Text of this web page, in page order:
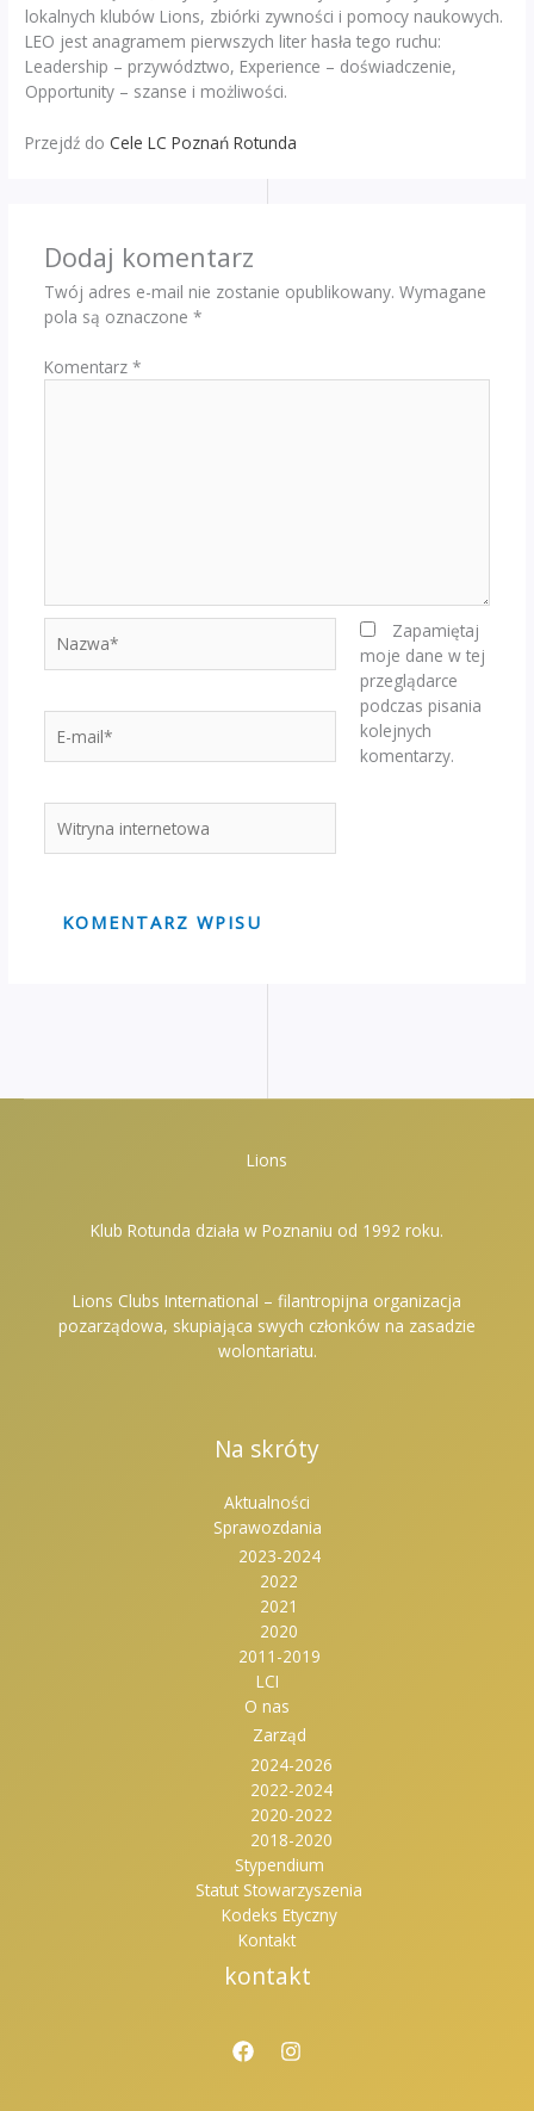
lokalnych klubów Lions, zbiórki zywności i pomocy naukowych.
LEO jest anagramem pierwszych liter hasła tego ruchu:
Leadership – przywództwo, Experience – doświadczenie,
Opportunity – szanse i możliwości.
Przejdź doCele LC Poznań Rotunda
Dodaj komentarz
Twój adres e-mail nie zostanie opublikowany. Wymagane
pola są oznaczone *
Komentarz *
mail*
internetowa
Zapamiętaj
moje dane w tej
przeglądarce
podczas pisania
kolejnych
komentarzy.
Lions
Klub Rotunda działa w Poznaniu od 1992 roku.
Lions Clubs International – filantropijna organizacja
pozarządowa, skupiająca swych członków na zasadzie
wolontariatu.
Na skróty
Aktualności
Sprawozdania
2023-2024
2022
2021
2020
2011-2019
LCI
O nas
Zarząd
2024-2026
2022-2024
2020-2022
2018-2020
Stypendium
Statut Stowarzyszenia
Kodeks Etyczny
Kontakt
kontakt